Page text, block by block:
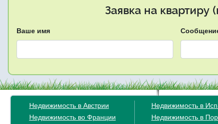
Заявка на квартиру
Ваше имя
Недвижимость в Австрии
Недвижимость во Франции
Недвижимость в
Недвижимость в